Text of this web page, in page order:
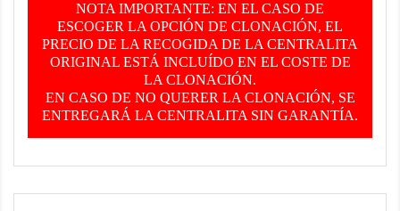
NOTA IMPORTANTE: EN EL CASO DE
ESCOGER LA OPCIÓN DE CLONACIÓN, EL
PRECIO DE LA RECOGIDA DE LA CENTRALITA
ORIGINAL ESTÁ INCLUÍDO EN EL COSTE DE
LA CLONACIÓN.
EN CASO DE NO QUERER LA CLONACIÓN, SE
ENTREGARÁ LA CENTRALITA SIN GARANTÍA.